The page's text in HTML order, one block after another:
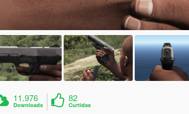
11.976
Downloads
82
Curtidas